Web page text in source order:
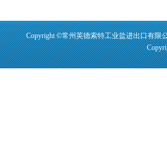
Copyright ©常州英德索特工业盐进出口有限